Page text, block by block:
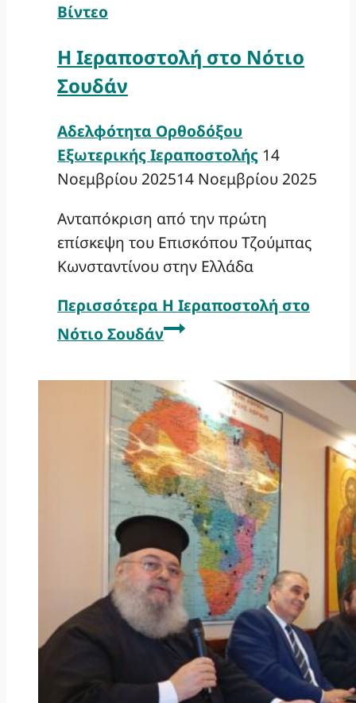
Βίντεο
Η Ιεραποστολή στο Νότιο
Σουδάν
Αδελφότητα Ορθοδόξου
Εξωτερικής Ιεραποστολής 14
Νοεμβρίου 202514 Νοεμβρίου 2025
Ανταπόκριση από την πρώτη
επίσκεψη του Επισκόπου Τζούμπας
Κωνσταντίνου στην Ελλάδα
Περισσότερα Η Ιεραποστολή στο
Νότιο Σουδάν